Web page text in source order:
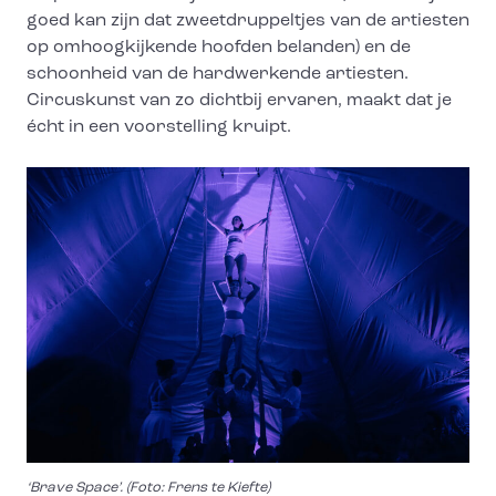
goed kan zijn dat zweetdruppeltjes van de artiesten
op omhoogkijkende hoofden belanden) en de
schoonheid van de hardwerkende artiesten.
Circuskunst van zo dichtbij ervaren, maakt dat je
écht in een voorstelling kruipt.
‘Brave Space’. (Foto: Frens te Kiefte)